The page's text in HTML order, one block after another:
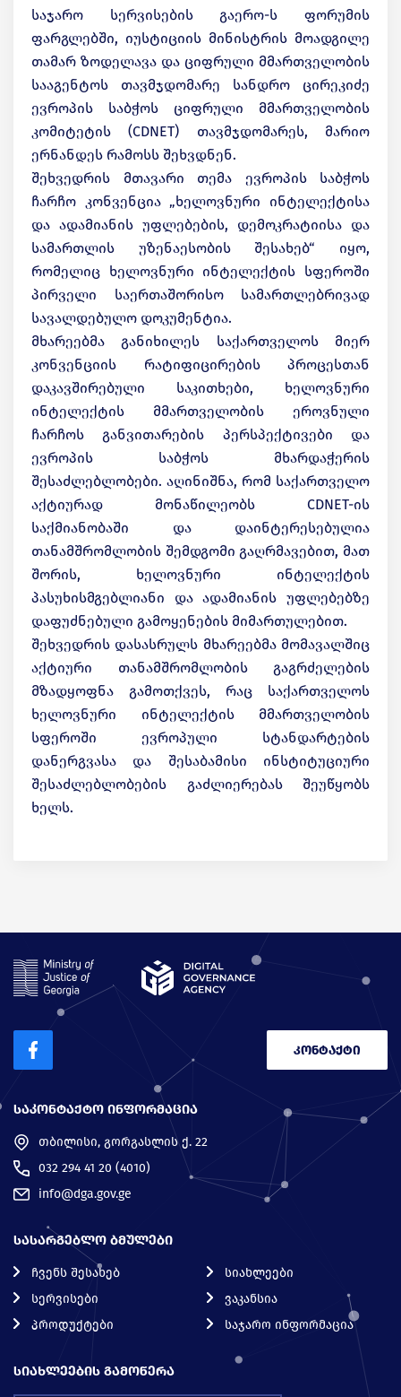
საჯარო სერვისების გაერო-ს ფორუმის
ფარგლებში, იუსტიციის მინისტრის მოადგილე
თამარ ზოდელავა და ციფრული მმართველობის
სააგენტოს თავმჯდომარე სანდრო ცირეკიძე
ევროპის საბჭოს ციფრული მმართველობის
კომიტეტის (CDNET) თავმჯდომარეს, მარიო
ერნანდეს რამოსს შეხვდნენ.
შეხვედრის მთავარი თემა ევროპის საბჭოს
ჩარჩო კონვენცია „ხელოვნური ინტელექტისა
და ადამიანის უფლებების, დემოკრატიისა და
სამართლის უზენაესობის შესახებ“ იყო,
რომელიც ხელოვნური ინტელექტის სფეროში
პირველი საერთაშორისო სამართლებრივად
სავალდებულო დოკუმენტია.
მხარეებმა განიხილეს საქართველოს მიერ
კონვენციის რატიფიცირების პროცესთან
დაკავშირებული საკითხები, ხელოვნური
ინტელექტის მმართველობის ეროვნული
ჩარჩოს განვითარების პერსპექტივები და
ევროპის საბჭოს მხარდაჭერის
შესაძლებლობები. აღინიშნა, რომ საქართველო
აქტიურად მონაწილეობს CDNET-ის
საქმიანობაში და დაინტერესებულია
თანამშრომლობის შემდგომი გაღრმავებით, მათ
შორის, ხელოვნური ინტელექტის
პასუხისმგებლიანი და ადამიანის უფლებებზე
დაფუძნებული გამოყენების მიმართულებით.
შეხვედრის დასასრულს მხარეებმა მომავალშიც
აქტიური თანამშრომლობის გაგრძელების
მზადყოფნა გამოთქვეს, რაც საქართველოს
ხელოვნური ინტელექტის მმართველობის
სფეროში ევროპული სტანდარტების
დანერგვასა და შესაბამისი ინსტიტუციური
შესაძლებლობების გაძლიერებას შეუწყობს
ხელს.
ᲡᲐᲙᲝᲜᲢᲐᲥᲢᲝ ᲘᲜᲤᲝᲠᲛᲐᲪᲘᲐ
თბილისი, გორგასლის ქ. 22
032 294 41 20 (4010)
info@dga.gov.ge
კონტაქტი
ᲡᲐᲡᲐᲠᲒᲔᲑᲚᲝ ᲑᲛᲣᲚᲔᲑᲘ
ჩვენს შესახებ
სერვისები
პროდუქტები
სიახლეები
ვაკანსია
საჯარო ინფორმაცია
ᲡᲘᲐᲮᲚᲔᲔᲑᲘᲡ ᲒᲐᲛᲝᲬᲔᲠᲐ